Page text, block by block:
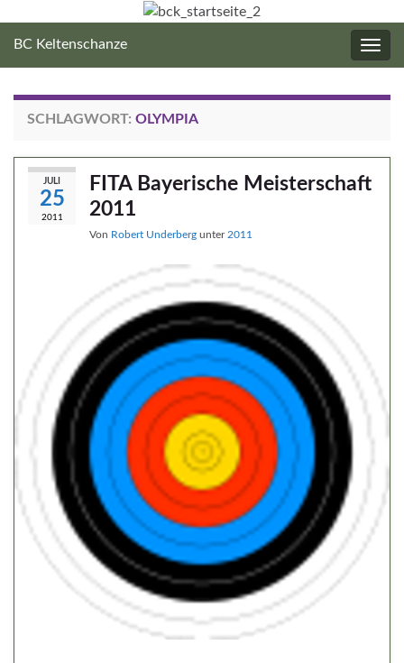
BC Keltenschanze
SCHLAGWORT: OLYMPIA
JULI
25
2011
FITA Bayerische Meisterschaft
2011
Von Robert Underberg unter 2011